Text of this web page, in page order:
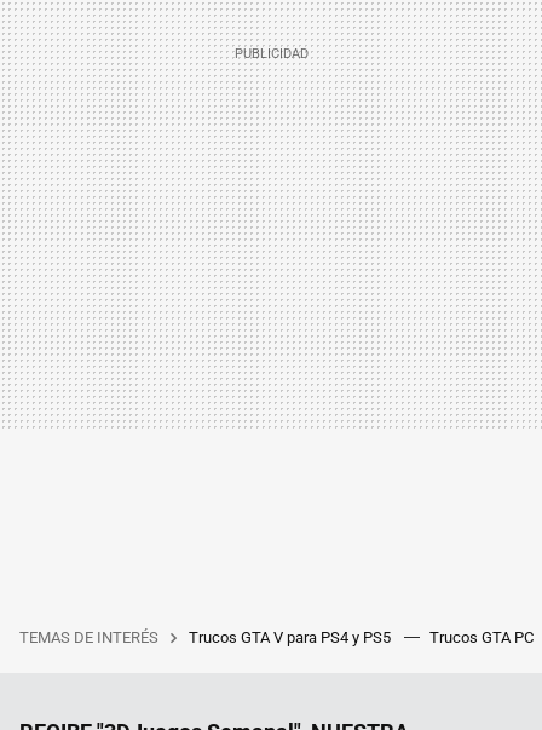
TEMAS DE INTERÉS Trucos GTA V para PS4 y PS5 Trucos GTA PC